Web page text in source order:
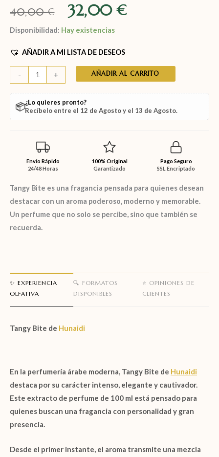
40,00€ 32,00€
Disponibilidad: Hay existencias
AÑADIR A MI LISTA DE DESEOS
- + AÑADIR AL CARRITO
📦¿Lo quieres pronto?
Recíbelo entre el 12 de Agostoy el 13 de Agosto.
Envío Rápido
24/48 Horas
100% Original
Garantizado
Pago Seguro
SSL Encriptado
Tangy Bite es una fragancia pensada para quienes desean
destacar con un aroma poderoso, moderno y memorable.
Un perfume que no solo se percibe, sino que también se
recuerda.
✨ EXPERIENCIA
OLFATIVA
🔍 FORMATOS
DISPONIBLES
⭐ OPINIONES DE
CLIENTES
Tangy Bite de Hunaidi
En la perfumería árabe moderna, Tangy Bite de Hunaidi
destaca por su carácter intenso, elegante y cautivador.
Este extracto de perfume de 100 ml está pensado para
quienes buscan una fragancia con personalidad y gran
presencia.
Desde el primer instante, el aroma transmite una mezcla